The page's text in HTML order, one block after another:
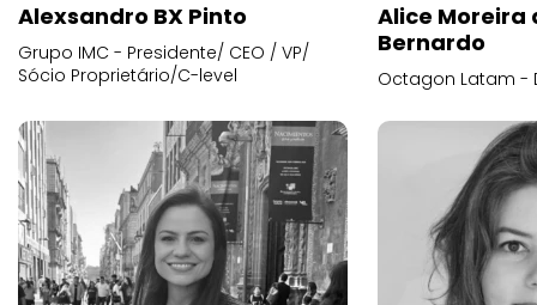
Alexsandro BX Pinto
Grupo IMC - Presidente/ CEO / VP/
Sócio Proprietário/C-level
Alice
Bernardo
Octagon Latam -